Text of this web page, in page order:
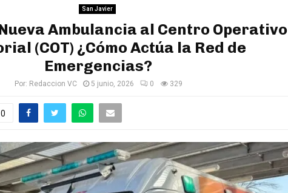
San Javier
Ambulancia al Centro Operativo
(COT) ¿Cómo Actúa la Red de
Emergencias?
Por: Redaccion VC 5 junio, 2026 0 329
0